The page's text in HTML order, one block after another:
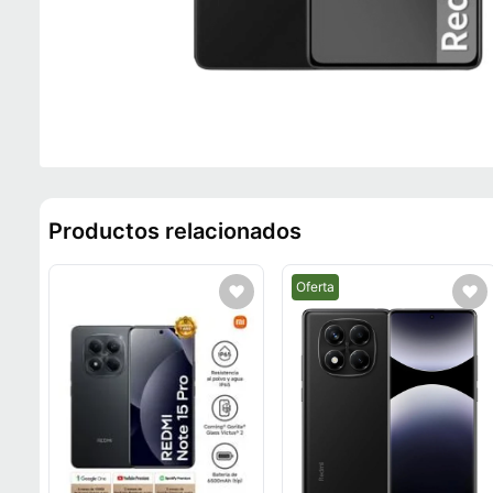
Productos relacionados
Mejor precio.
Oferta